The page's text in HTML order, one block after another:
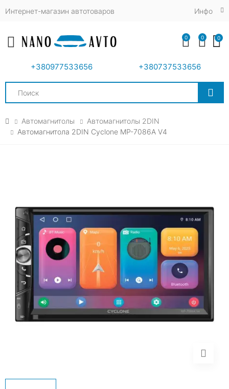
Интернет-магазин автотоваров Инфо
Toggle mobile menu
+380977533656 +380737533656
Search
0 0 0
Автомагнитолы
Автомагнитолы 2DIN
Автомагнитола 2DIN Cyclone MP-7086A V4